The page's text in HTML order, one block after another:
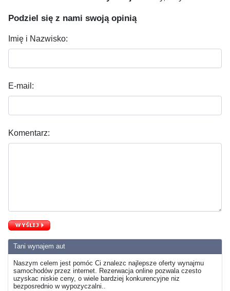
Tani wynajem aut
Naszym celem jest pomóc Ci znalezc najlepsze oferty wynajmu
samochodów przez internet. Rezerwacja online pozwala czesto
uzyskac niskie ceny, o wiele bardziej konkurencyjne niz
bezposrednio w wypozyczalni..
Podziel się z nami swoją opinią
Imię i Nazwisko:
E-mail:
Komentarz: